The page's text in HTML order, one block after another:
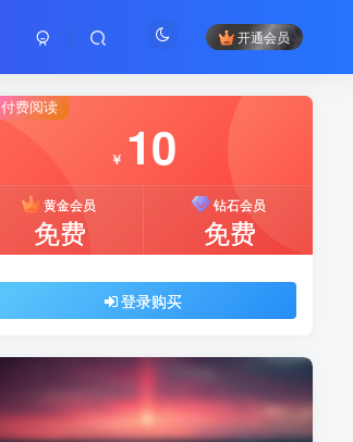
开通会员
付费阅读
￥ 10
黄金会员
免费
钻石会员
免费
登录购买